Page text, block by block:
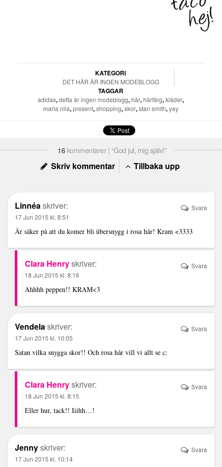
KATEGORI
DET HÄR ÄR INGEN MODEBLOGG
TAGGAR
adidas,detta är ingen modeblogg,hår,hårfärg,kläder,
maria nila,present,shopping,skor,stan smith,yay
16 kommentarer | “God jul, mig själv!”
Skriv kommentar Tillbaka upp
Linnéaskriver:
17 Jun 2015 kl. 8:51
Är säker på att du komer bli übersnygg i rosa hår! Kram <3333
Svara
Clara Henryskriver:
18 Jun 2015 kl. 8:16
Ahhhh peppen!! KRAM<3
Svara
Vendelaskriver:
17 Jun 2015 kl. 10:05
Satan vilka snygga skor!! Och rosa hår vill vi allt se c:
Svara
Clara Henryskriver:
18 Jun 2015 kl. 8:15
Eller hur, tack!! Iiihh…!
Svara
Jennyskriver:
17 Jun 2015 kl. 10:14
Svara